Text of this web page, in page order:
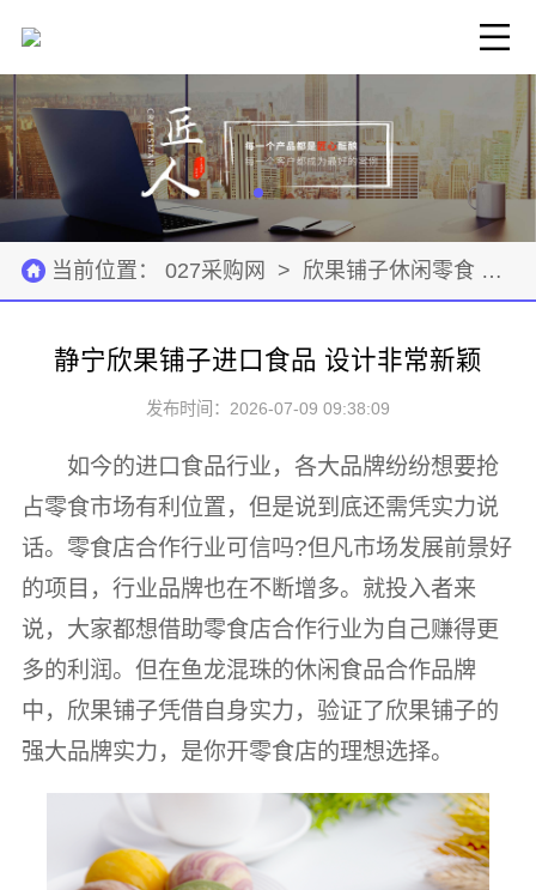
当前位置： 027采购网 > 欣果铺子休闲零食 >
静宁欣果铺子进口食品 设计非常新颖
发布时间：2026-07-09 09:38:09
如今的进口食品行业，各大品牌纷纷想要抢
占零食市场有利位置，但是说到底还需凭实力说
话。零食店合作行业可信吗?但凡市场发展前景好
的项目，行业品牌也在不断增多。就投入者来
说，大家都想借助零食店合作行业为自己赚得更
多的利润。但在鱼龙混珠的休闲食品合作品牌
中，欣果铺子凭借自身实力，验证了欣果铺子的
强大品牌实力，是你开零食店的理想选择。